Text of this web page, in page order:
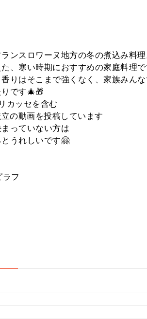
ンスロワーヌ地方の冬の煮込み料
、寒い時期におすすめの家庭料理で
りはそこまで強くなく、家族みんな
です🎄🎁
カッセを含む
の動画を投稿しています
っていない方は
うれしいです🤗
ラフ